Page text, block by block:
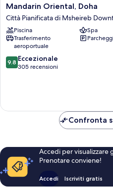
Mandarin
Oriental,
Doha
Città
Pianificata
Msheireb
Downtown
Mandarin Oriental, Doha
Città Pianificata di Msheireb
Piscina
Spa
Trasferimento
aeroportuale
9.8
su
9.8 Eccezionale
305 recensioni
Confronta
Accedi per visualizzare
Prenotare conviene!
Accedi Iscriviti gratis